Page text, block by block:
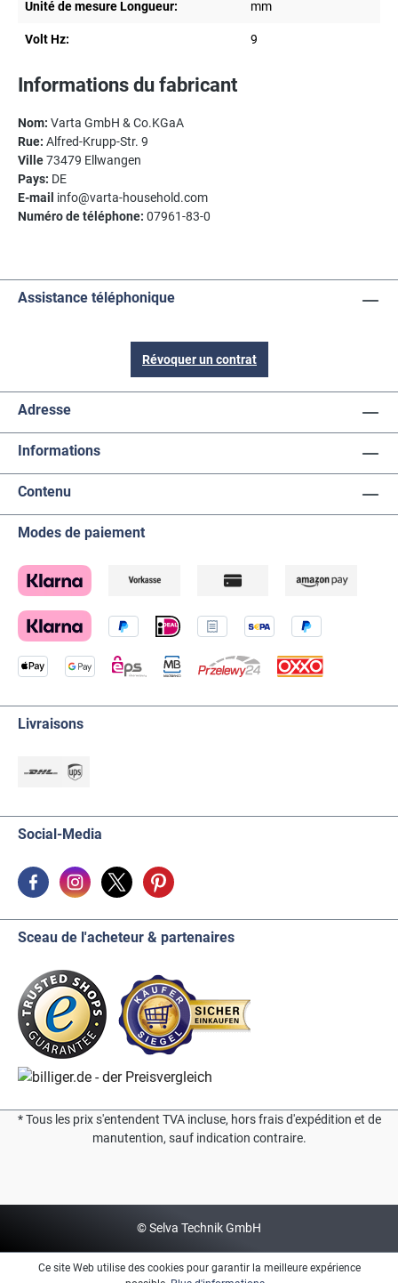
Unité de mesure Longueur: mm
Volt Hz: 9
Informations du fabricant
Nom: Varta GmbH & Co.KGaA
Rue: Alfred-Krupp-Str. 9
Ville73479 Ellwangen
Pays: DE
E-mail info@varta-household.com
Numéro de téléphone: 07961-83-0
Assistance téléphonique
Révoquer un contrat
Adresse
Informations
Contenu
Modes de paiement
Livraisons
Social-Media
Sceau de l'acheteur & partenaires
* Tous les prix s'entendent TVA incluse, hors frais d'expédition et de
manutention, sauf indication contraire.
© Selva Technik GmbH
Ce site Web utilise des cookies pour garantir la meilleure expérience